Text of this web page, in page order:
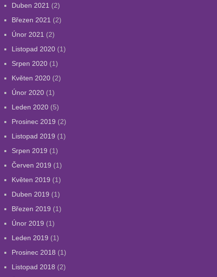
Duben 2021 (2)
Březen 2021 (2)
Únor 2021 (2)
Listopad 2020(1)
Srpen 2020(1)
Květen 2020(2)
Únor 2020(1)
Leden 2020(5)
Prosinec 2019 (2)
Listopad 2019 (1)
Srpen 2019 (1)
Červen 2019 (1)
Květen 2019 (1)
Duben 2019 (1)
Březen 2019 (1)
Únor 2019 (1)
Leden 2019 (1)
Prosinec 2018 (1)
Listopad 2018 (2)